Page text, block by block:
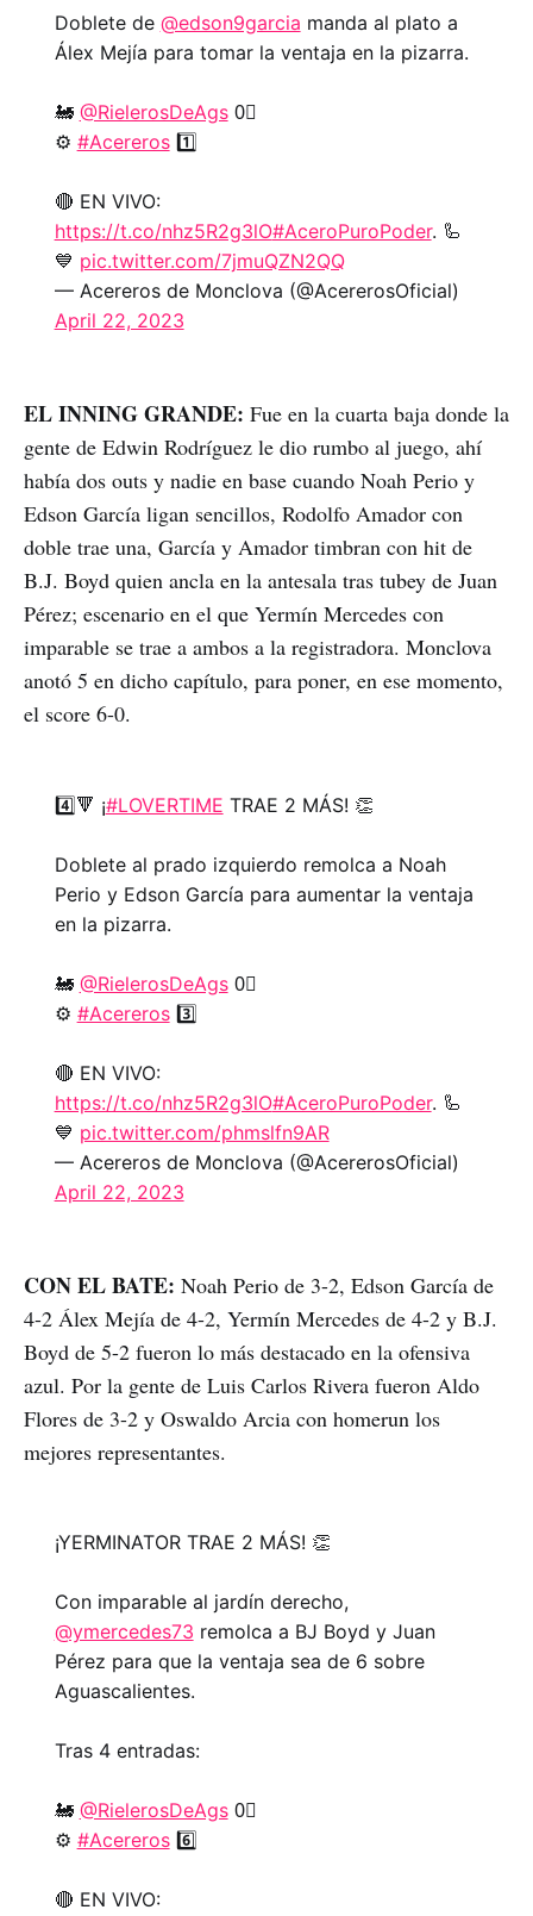
Doblete de @edson9garcia manda al plato a
Álex Mejía para tomar la ventaja en la pizarra.
🚂 @RielerosDeAgs0⃣
⚙️ #Acereros1️⃣
🔴 EN VIVO:
https://t.co/nhz5R2g3lO#AceroPuroPoder. 🦾
💙 pic.twitter.com/7jmuQZN2QQ
— Acereros de Monclova (@AcererosOficial)
April 22, 2023
EL INNING GRANDE: Fue en la cuarta baja donde la
gente de Edwin Rodríguez le dio rumbo al juego, ahí
había dos outs y nadie en base cuando Noah Perio y
Edson García ligan sencillos, Rodolfo Amador con
doble trae una, García y Amador timbran con hit de
B.J. Boyd quien ancla en la antesala tras tubey de Juan
Pérez; escenario en el que Yermín Mercedes con
imparable se trae a ambos a la registradora. Monclova
anotó 5 en dicho capítulo, para poner, en ese momento,
el score 6-0.
4️⃣🔻 ¡#LOVERTIME TRAE 2 MÁS! 👏
Doblete al prado izquierdo remolca a Noah
Perio y Edson García para aumentar la ventaja
en la pizarra.
🚂 @RielerosDeAgs0⃣
⚙️ #Acereros3️⃣
🔴 EN VIVO:
https://t.co/nhz5R2g3lO#AceroPuroPoder. 🦾
💙 pic.twitter.com/phmslfn9AR
— Acereros de Monclova (@AcererosOficial)
April 22, 2023
CON EL BATE: Noah Perio de 3-2, Edson García de
4-2 Álex Mejía de 4-2, Yermín Mercedes de 4-2 y B.J.
Boyd de 5-2 fueron lo más destacado en la ofensiva
azul. Por la gente de Luis Carlos Rivera fueron Aldo
Flores de 3-2 y Oswaldo Arcia con homerun los
mejores representantes.
¡YERMINATOR TRAE 2 MÁS! 👏
Con imparable al jardín derecho,
@ymercedes73 remolca a BJ Boyd y Juan
Pérez para que la ventaja sea de 6 sobre
Aguascalientes.
Tras 4 entradas:
🚂 @RielerosDeAgs0⃣
⚙️ #Acereros6️⃣
🔴 EN VIVO: